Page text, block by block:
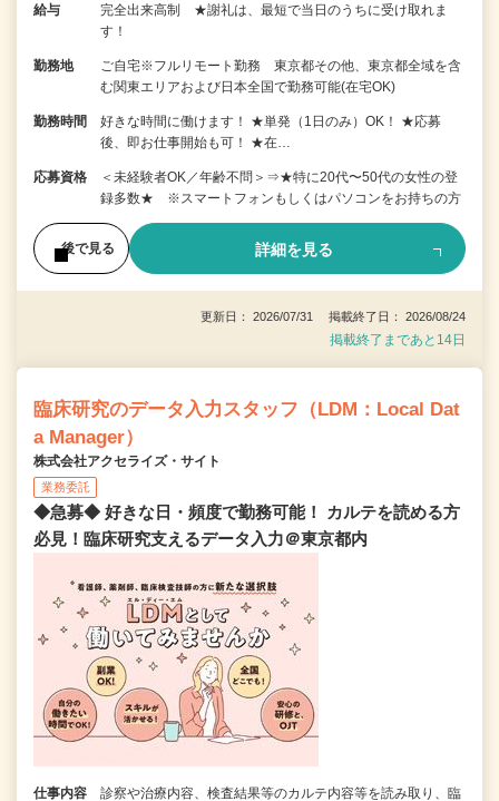
給与
完全出来高制 ★謝礼は、最短で当日のうちに受け取れま
す！
勤務地
ご自宅※フルリモート勤務 東京都その他、東京都全域を含
む関東エリアおよび日本全国で勤務可能(在宅OK)
勤務時間
好きな時間に働けます！ ★単発（1日のみ）OK！ ★応募
後、即お仕事開始も可！ ★在…
応募資格
＜未経験者OK／年齢不問＞⇒★特に20代〜50代の女性の登
録多数★ ※スマートフォンもしくはパソコンをお持ちの方
後で見る 詳細を見る
更新日： 2026/07/31 掲載終了日： 2026/08/24
掲載終了まであと14日
臨床研究のデータ入力スタッフ（LDM：Local Dat
a Manager）
株式会社アクセライズ・サイト
業務委託
◆急募◆ 好きな日・頻度で勤務可能！ カルテを読める方
必見！臨床研究支えるデータ入力＠東京都内
仕事内容 診察や治療内容、検査結果等のカルテ内容等を読み取り、臨